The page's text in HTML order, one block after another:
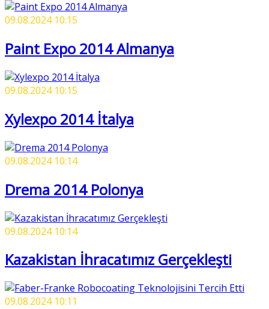
09.08.2024 10:15
Paint Expo 2014 Almanya
09.08.2024 10:15
Xylexpo 2014 İtalya
09.08.2024 10:14
Drema 2014 Polonya
09.08.2024 10:14
Kazakistan İhracatımız Gerçekleşti
09.08.2024 10:11